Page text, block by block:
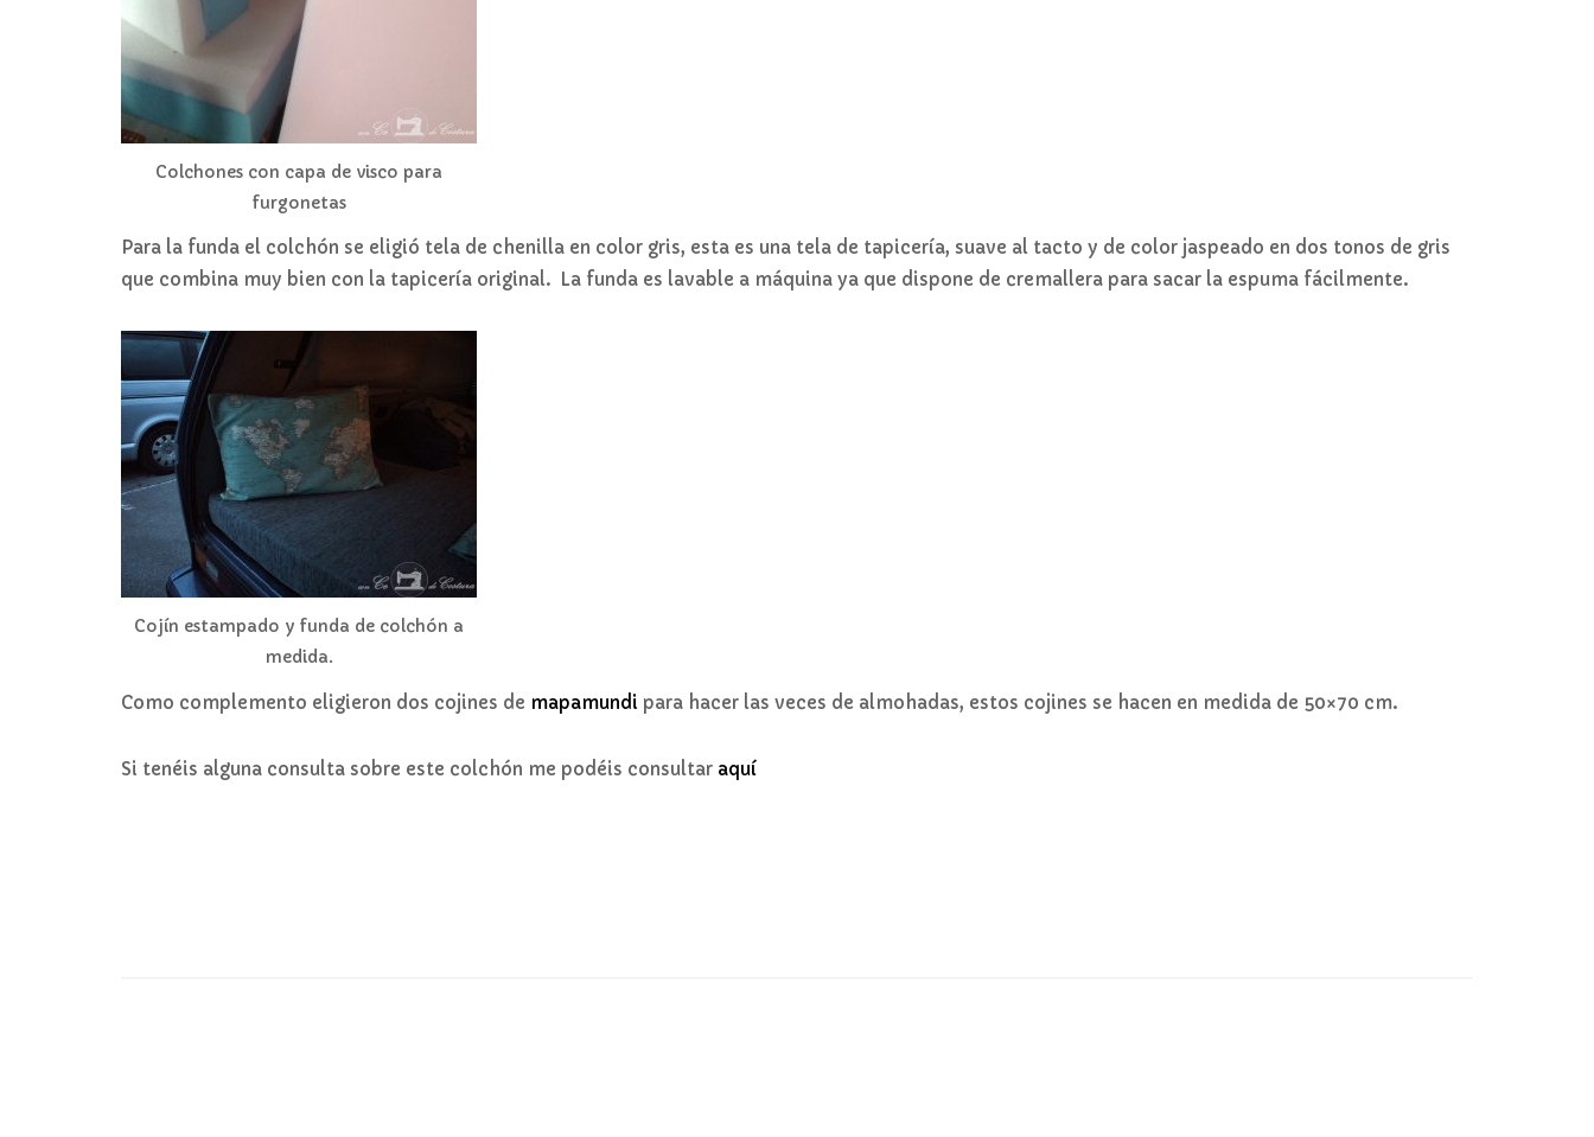
Colchones con capa de visco para
furgonetas
Para la funda el colchón se eligió tela de chenilla en color gris, esta es una tela de tapicería, suave al tacto y de color jaspeado en dos tonos de gris
que combina muy bien con la tapicería original. La funda es lavable a máquina ya que dispone de cremallera para sacar la espuma fácilmente.
Cojín estampado y funda de colchón a
medida.
Como complemento eligieron dos cojines de mapamundi para hacer las veces de almohadas, estos cojines se hacen en medida de 50×70 cm.
Si tenéis alguna consulta sobre este colchón me podéis consultar aquí